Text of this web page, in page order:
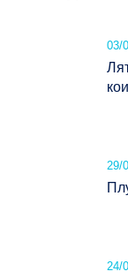
03/
29/
24/